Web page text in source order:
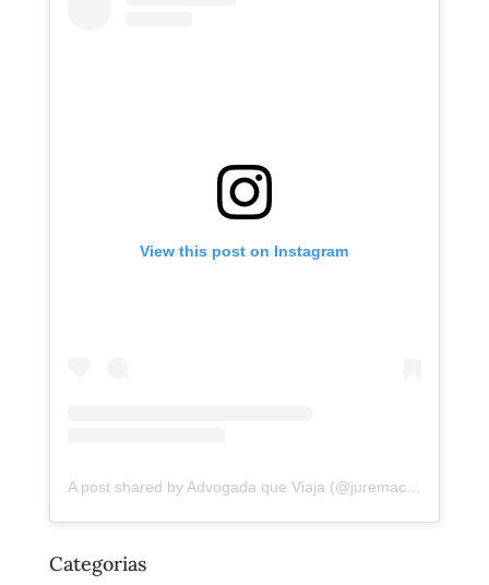
View this post on Instagram
A post shared by Advogada que Viaja (@juremacintra)
Categorias